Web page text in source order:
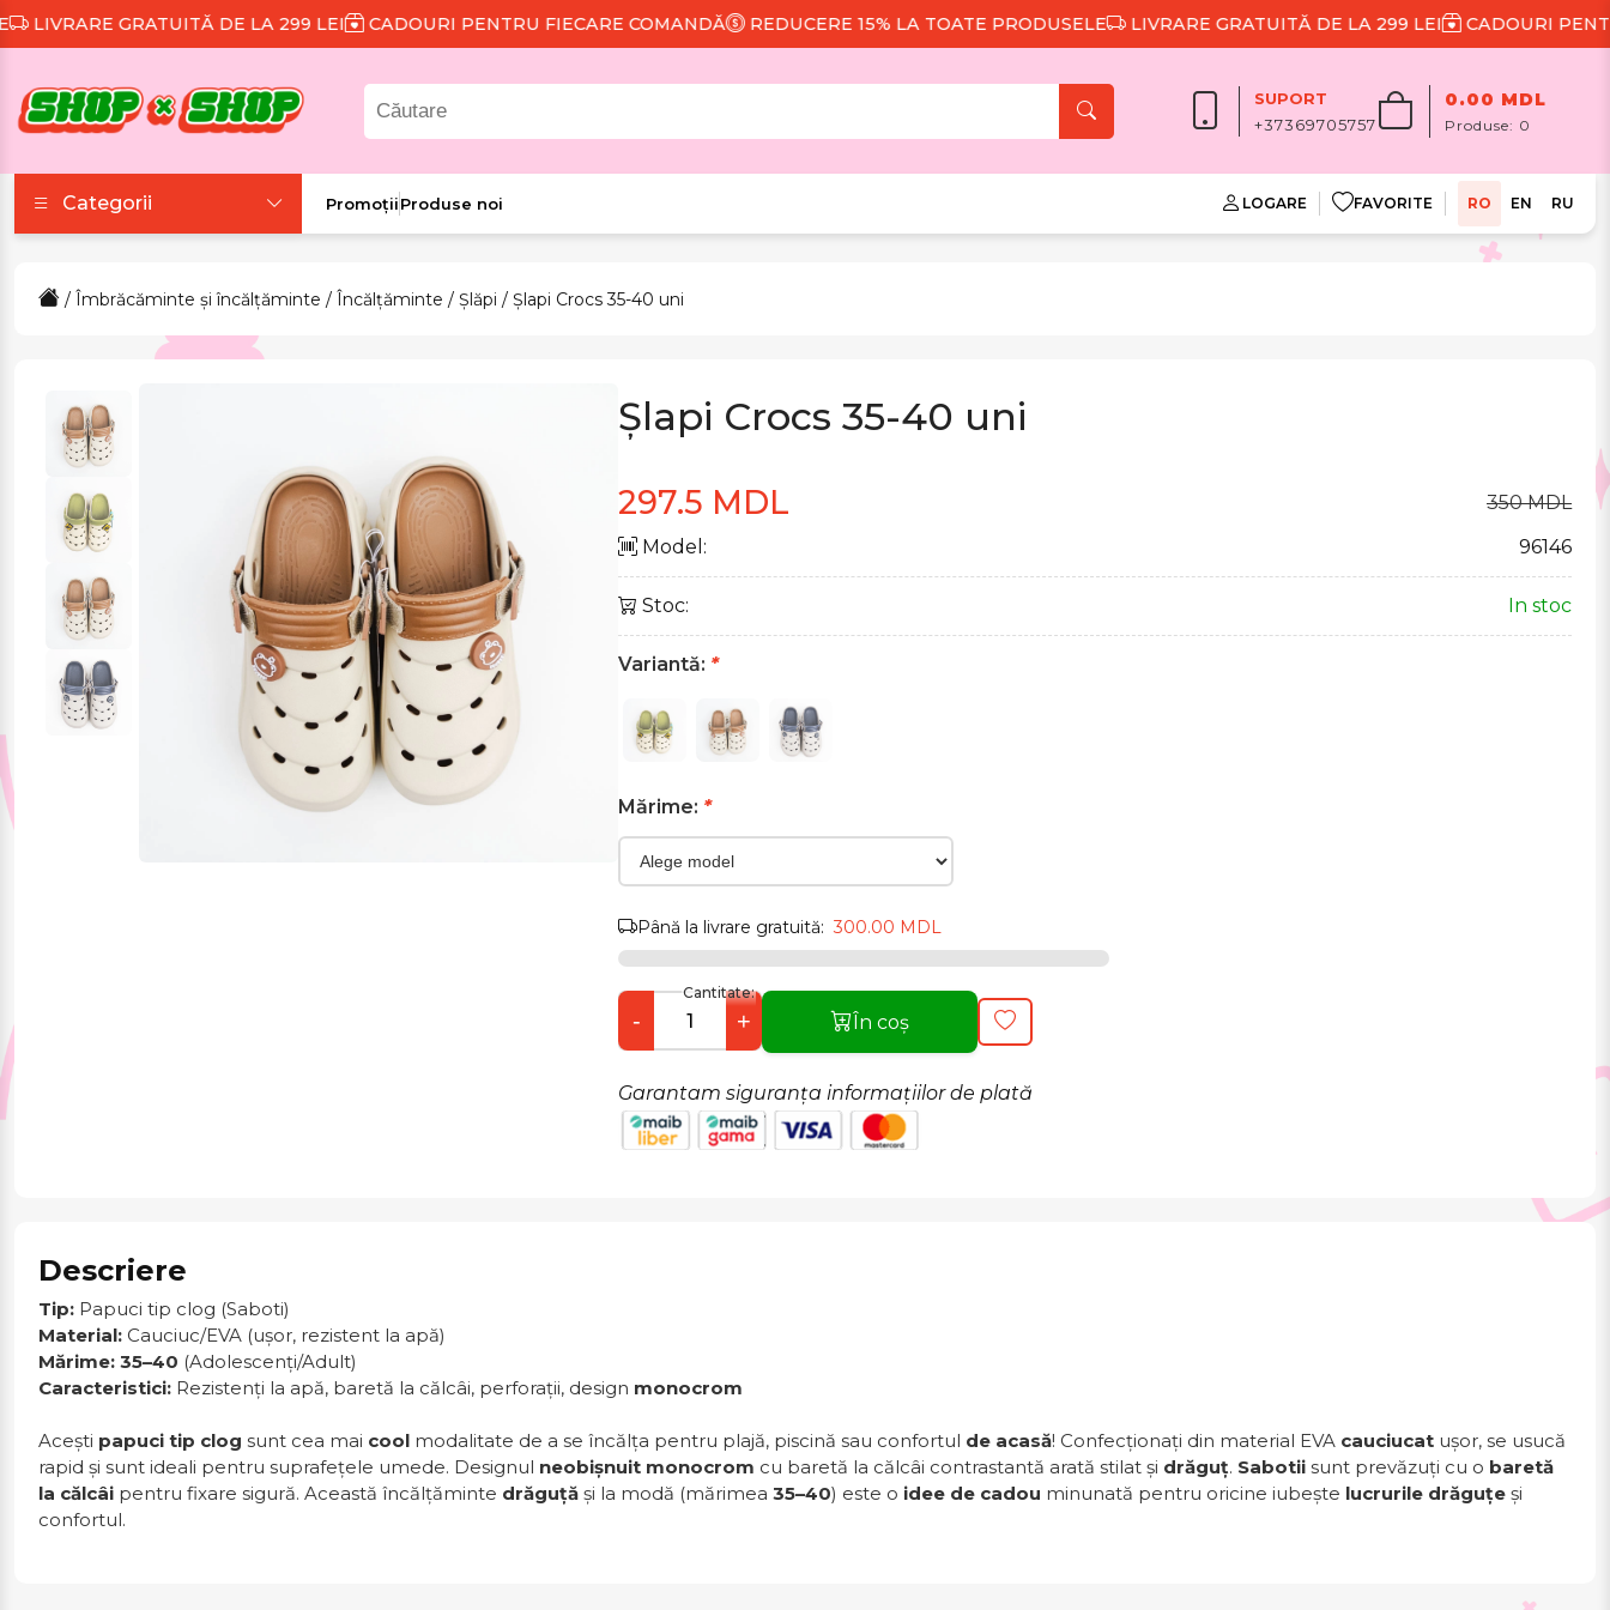
GRATUITĂ DE LA 299 LEI CADOURI PENTRU FIECARE COMANDĂ REDUCERE 15% LA TOATE PRODUSELE LIVRARE GRATUITĂ DE LA 299 LEI CADOURI PENTRU
SUPORT
+37369705757
0.00 MDL
Produse: 0
Categorii
Colecții tematice
Îmbrăcăminte și
încălțăminte
Papetărie
Pentru mâncare și
băutura
PromoțiiProduse noi LOGARE FAVORITE RO EN RU
/ Îmbrăcăminte și încălțăminte / Încălțăminte / Șlăpi / Șlapi Crocs 35-40 uni
Șlapi Crocs 35-40 uni
297.5 MDL
350 MDL
Model:
96146
Stoc: In stoc
Variantă: *
Mărime: *
Până la livrare gratuită:300.00 MDL
Cantitate:
- + În coș
Garantam siguranța informațiilor de plată
Descriere
Tip: Papuci tip clog (Saboti)
Material: Cauciuc/EVA (ușor, rezistent la apă)
Mărime: 35–40 (Adolescenți/Adult)
Caracteristici: Rezistenți la apă, baretă la călcâi, perforații, design monocrom
Acești papuci tip clog sunt cea mai cool modalitate de a se încălța pentru plajă, piscină sau confortul de acasă! Confecționați din material EVA cauciucat ușor, se usucă
rapid și sunt ideali pentru suprafețele umede. Designul neobișnuit monocrom cu baretă la călcâi contrastantă arată stilat și drăguț. Sabotii sunt prevăzuți cu o baretă
la călcâi pentru fixare sigură. Această încălțăminte drăguță și la modă (mărimea 35–40) este o idee de cadou minunată pentru oricine iubește lucrurile drăguțe și
confortul.